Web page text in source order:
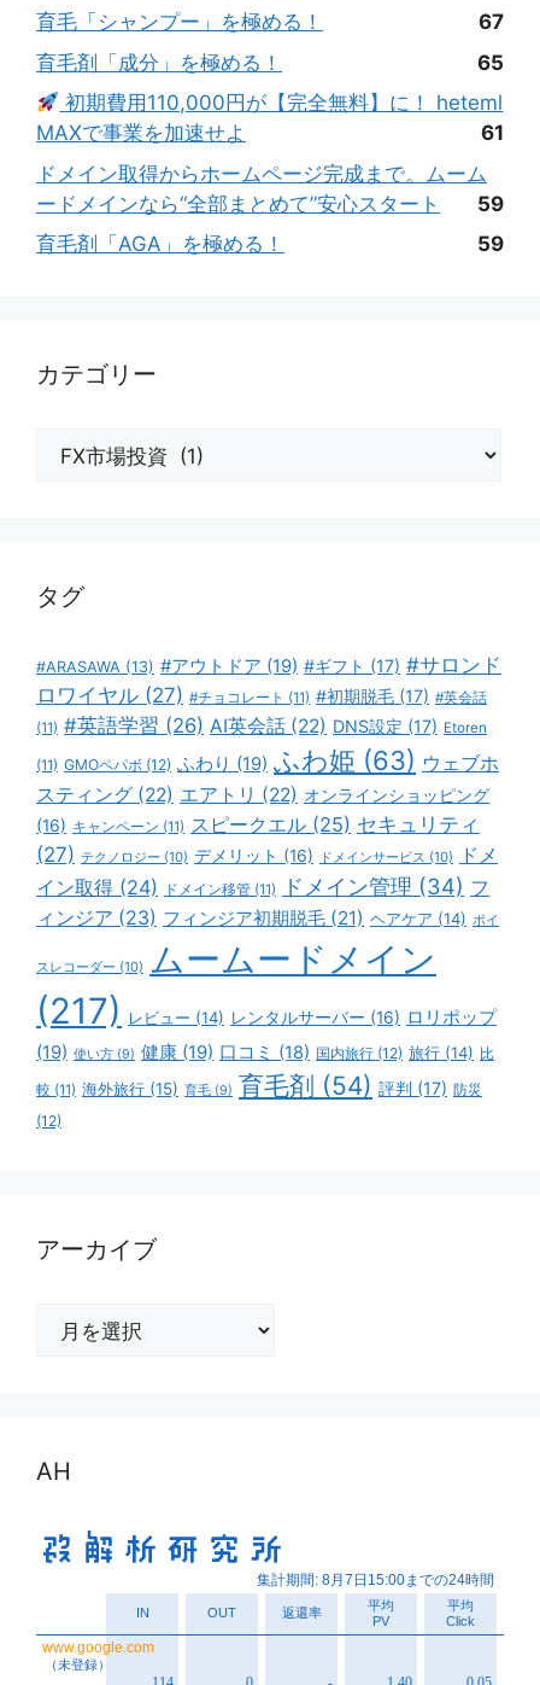
育毛「シャンプー」を極める！
67
育毛剤「成分」を極める！
65
初期費用110,000円が【完全無料】に！ heteml
MAXで事業を加速せよ
61
ドメイン取得からホームページ完成まで。ムーム
ードメインなら“全部まとめて”安心スタート
59
育毛剤「AGA」を極める！
59
カテゴリー
タグ
#ARASAWA (13) #アウトドア (19) #ギフト (17) #サロンド
ロワイヤル (27) #チョコレート (11) #初期脱毛 (17) #英会話
(11) #英語学習 (26) AI英会話 (22) DNS設定 (17) Etoren
(11) GMOペパボ (12) ふわり (19) ふわ姫 (63) ウェブホ
スティング (22) エアトリ (22) オンラインショッピング
(16) キャンペーン (11) スピークエル (25) セキュリティ
(27) テクノロジー (10) デメリット (16) ドメインサービス (10)
ドメ
イン取得 (24) ドメイン移管 (11) ドメイン管理 (34) フ
ィンジア (23) フィンジア初期脱毛 (21) ヘアケア (14) ボイ
スレコーダー (10) ムームードメイン
(217)
レビュー (14) レンタルサーバー (16) ロリポップ
(19) 使い方 (9) 健康 (19) 口コミ (18) 国内旅行 (12) 旅行 (14) 比
較 (11) 海外旅行 (15) 育毛 (9) 育毛剤 (54) 評判 (17) 防災
(12)
アーカイブ
AH